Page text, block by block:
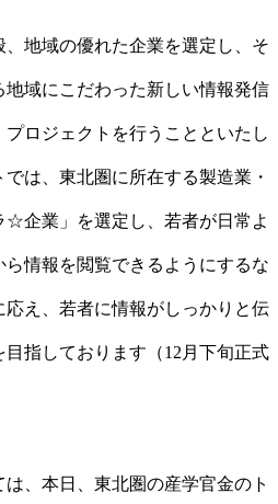
地域の優れた企業を選定し、そ
域にこだわった新しい情報発信
ロジェクトを行うことといたし
は、東北圏に所在する製造業・
☆企業」を選定し、若者が日常よ
ら情報を閲覧できるようにするな
え、若者に情報がしっかりと伝
指しております（12月下旬正式
、本日、東北圏の産学官金のト